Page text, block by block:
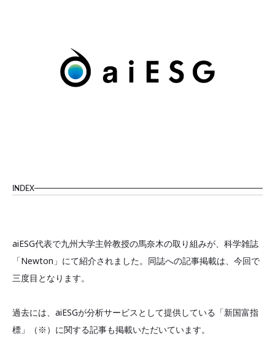
INDEX
aiESG代表で九州大学主幹教授の馬奈木の取り組みが、科学雑誌
「Newton」にて紹介されました。同誌への記事掲載は、今回で
三度目となります。
過去には、aiESGが分析サービスとして提供している「新国富指
標」（※）に関する記事も掲載いただいています。